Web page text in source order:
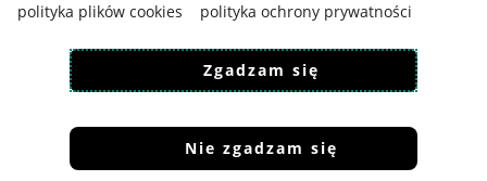
polityka plików cookies
polityka ochrony prywatności
Zgadzam się
Nie zgadzam się
Korzystanie z serwisu oznacza akceptacjęregulaminu